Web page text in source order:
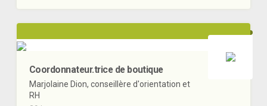
Coordonnateur.trice de boutique
Marjolaine Dion, conseillère d'orientation et
RH